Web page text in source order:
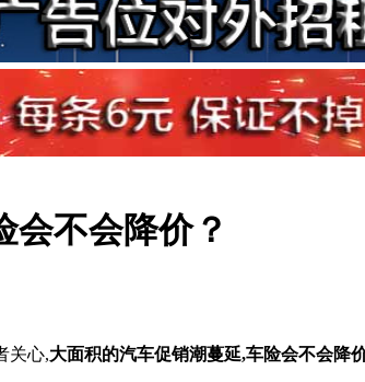
会不会降价？
关心,大面积的汽车促销潮蔓延,车险会不会降